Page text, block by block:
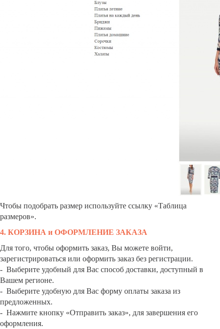
Чтобы подобрать размер используйте ссылку «Таблица
размеров».
4. КОРЗИНА и ОФОРМЛЕНИЕ ЗАКАЗА
Для того, чтобы оформить заказ, Вы можете войти,
зарегистрироваться или оформить заказ без регистрации.
- Выберите удобный для Вас способ доставки, доступный в
Вашем регионе.
- Выберите удобную для Вас форму оплаты заказа из
предложенных.
- Нажмите кнопку «Отправить заказ», для завершения его
оформления.